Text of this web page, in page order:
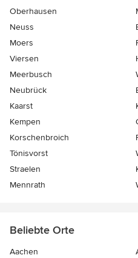
Oberhausen
Neuss
Moers
Viersen
Meerbusch
Neubrück
Kaarst
Kempen
Korschenbroich
Tönisvorst
Straelen
Mennrath
Beliebte Orte
Aachen